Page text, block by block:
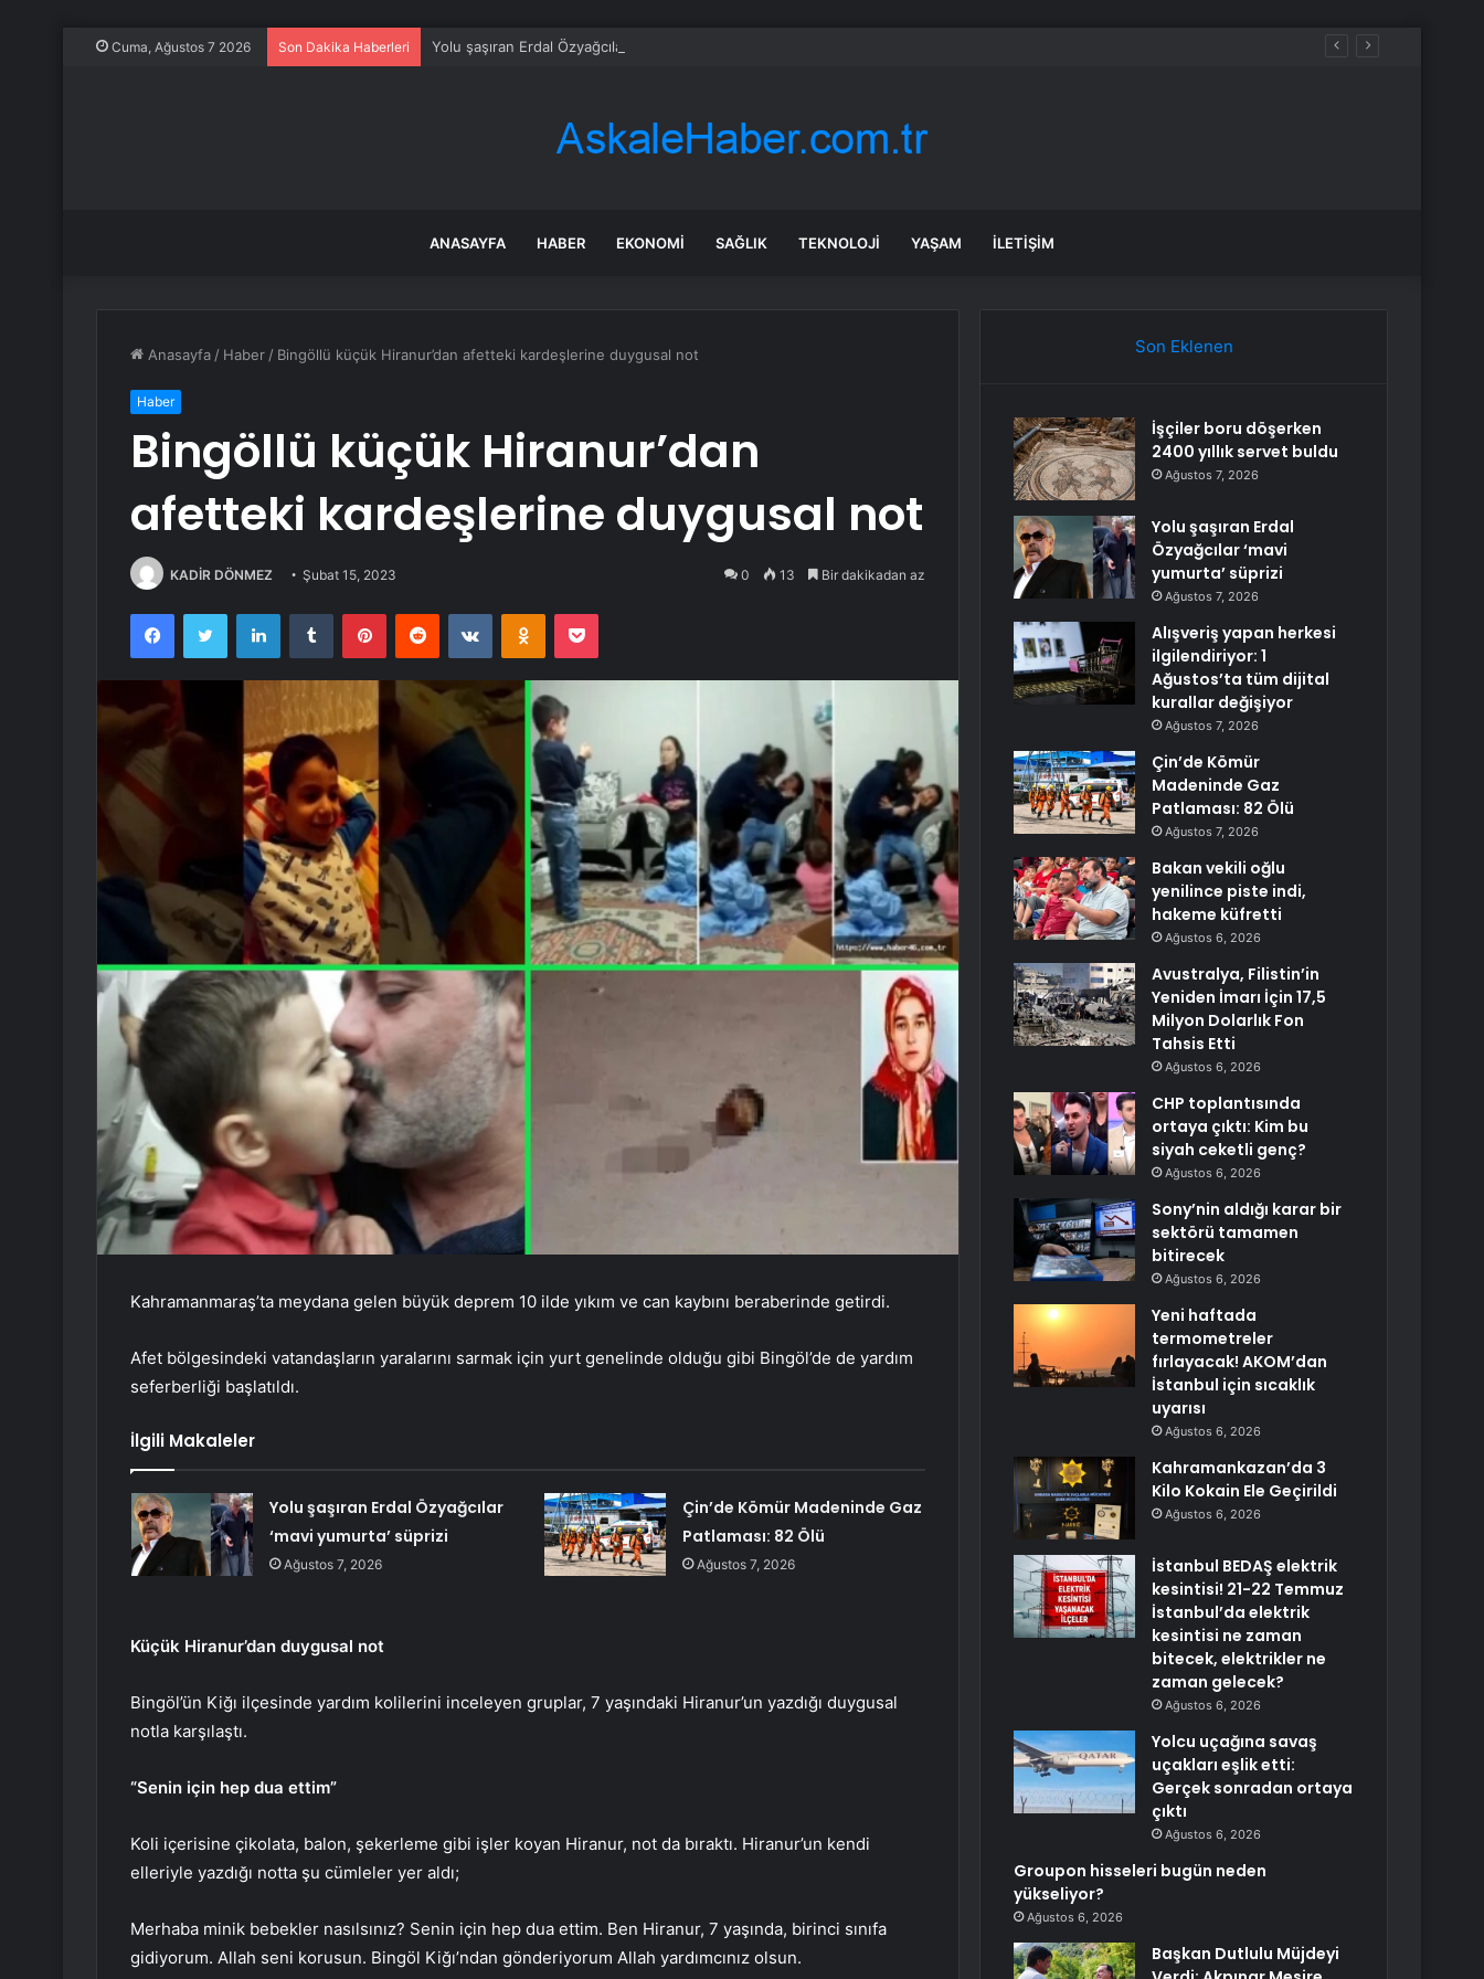
Cuma, Ağustos 7 2026 Son Dakika Haberleri Yolu şaşıran Erdal Özyağcılar ‘mavi yumurta’ süprizi
ANASAYFA HABER EKONOMI SAĞLIK TEKNOLOJI YAŞAM İLETIŞIM
Anasayfa / Haber / Bingöllü küçük Hiranur’dan afetteki kardeşlerine duygusal not
Haber
Bingöllü küçük Hiranur’dan
afetteki kardeşlerine duygusal not
KADİR DÖNMEZ Şubat 15, 2023 0 13 Bir dakikadan az
FacebookTwitter LinkedInTumblr PinterestReddit VKontakteOdnoklassniki
Pocket
Kahramanmaraş’ta meydana gelen büyük deprem 10 ilde yıkım ve can kaybını beraberinde getirdi.
Afet bölgesindeki vatandaşların yaralarını sarmak için yurt genelinde olduğu gibi Bingöl’de de yardım
seferberliği başlatıldı.
İlgili Makaleler
Yolu şaşıran Erdal Özyağcılar
‘mavi yumurta’ süprizi
Ağustos 7, 2026
Çin’de Kömür Madeninde Gaz
Patlaması: 82 Ölü
Ağustos 7, 2026
Küçük Hiranur’dan duygusal not
Bingöl’ün Kiğı ilçesinde yardım kolilerini inceleyen gruplar, 7 yaşındaki Hiranur’un yazdığı duygusal
notla karşılaştı.
“Senin için hep dua ettim”
Koli içerisine çikolata, balon, şekerleme gibi işler koyan Hiranur, not da bıraktı. Hiranur’un kendi
elleriyle yazdığı notta şu cümleler yer aldı;
Merhaba minik bebekler nasılsınız? Senin için hep dua ettim. Ben Hiranur, 7 yaşında, birinci sınıfa
gidiyorum. Allah seni korusun. Bingöl Kiğı’ndan gönderiyorum Allah yardımcınız olsun.
Son Eklenen
İşçiler boru döşerken
2400 yıllık servet buldu
Ağustos 7, 2026
Yolu şaşıran Erdal
Özyağcılar ‘mavi
yumurta’ süprizi
Ağustos 7, 2026
Alışveriş yapan herkesi
ilgilendiriyor: 1
Ağustos’ta tüm dijital
kurallar değişiyor
Ağustos 7, 2026
Çin’de Kömür
Madeninde Gaz
Patlaması: 82 Ölü
Ağustos 7, 2026
Bakan vekili oğlu
yenilince piste indi,
hakeme küfretti
Ağustos 6, 2026
Avustralya, Filistin’in
Yeniden İmarı İçin 17,5
Milyon Dolarlık Fon
Tahsis Etti
Ağustos 6, 2026
CHP toplantısında
ortaya çıktı: Kim bu
siyah ceketli genç?
Ağustos 6, 2026
Sony’nin aldığı karar bir
sektörü tamamen
bitirecek
Ağustos 6, 2026
Yeni haftada
termometreler
fırlayacak! AKOM’dan
İstanbul için sıcaklık
uyarısı
Ağustos 6, 2026
Kahramankazan’da 3
Kilo Kokain Ele Geçirildi
Ağustos 6, 2026
İstanbul BEDAŞ elektrik
kesintisi! 21-22 Temmuz
İstanbul’da elektrik
kesintisi ne zaman
bitecek, elektrikler ne
zaman gelecek?
Ağustos 6, 2026
Yolcu uçağına savaş
uçakları eşlik etti:
Gerçek sonradan ortaya
çıktı
Ağustos 6, 2026
Groupon hisseleri bugün neden
yükseliyor?
Ağustos 6, 2026
Başkan Dutlulu Müjdeyi